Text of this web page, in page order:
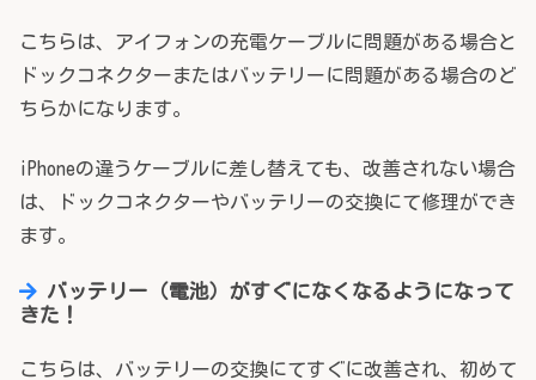
こちらは、アイフォンの充電ケーブルに問題がある場合と
ドックコネクターまたはバッテリーに問題がある場合のど
ちらかになります。
iPhoneの違うケーブルに差し替えても、改善されない場合
は、ドックコネクターやバッテリーの交換にて修理ができ
ます。
バッテリー（電池）がすぐになくなるようになって
きた！
こちらは、バッテリーの交換にてすぐに改善され、初めて